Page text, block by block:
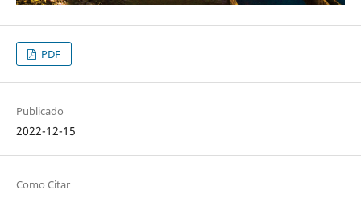
PDF
Publicado
2022-12-15
Como Citar